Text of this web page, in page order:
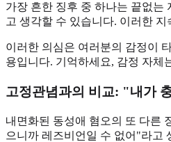
가장 흔한 징후 중 하나는 끝없는
고 생각할 수 있습니다. 이러한
이러한 의심은 여러분의 감정이
용입니다. 기억하세요, 감정 자체
고정관념과의 비교: "내가
내면화된 동성애 혐오의 또 다른
으니까 레즈비언일 수 없어"라고